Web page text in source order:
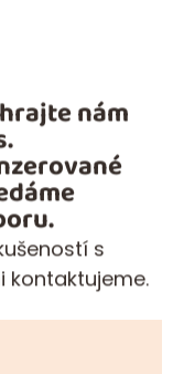
nám
s
kontaktujeme.